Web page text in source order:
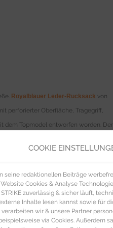
COOKIE
seine redaktionellen Beiträge
Cookies & Analyse
zuverlässig & sicher läuft,
Inhalte lesen kannst sowie für
wir & unsere Partner
via Cookies. Außerdem
Royalblauer Leder-Rucksack von
perforierter Oberfläche, Tragegriff,
dem Topmodel entworfen worden. Der
als Tasche getragen werden.
Rucksack in kirschrotvonPicard
Zaramit Tragehenkel, intergrierter
frontal aufgesetzten Steckfächern
Steckfächern.